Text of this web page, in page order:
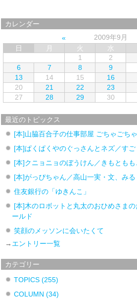
カレンダー
2009年9月
日
月 火 水
1
2
6
7 8 9
13
14 15 16
20
21 22 23
27
28 29 30
最近のトピックス
[本]山脇百合子の仕事部屋 ごちゃごち
[本]ぱくぱくやのぐっさんとネズ／す
[本]クニョニョのぼうけん／きもともも
[本]がっぴちゃん／高山一実・文、み
住友銀行の「ゆきんこ」
[本]木のロボットと丸太のおひめさま
ールド
笑顔のメッソンに会いたくて
→ エントリー一覧
カテゴリー
TOPICS(255)
COLUMN(34)